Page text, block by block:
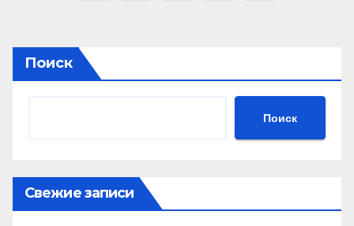
Поиск
Поиск
Свежие записи